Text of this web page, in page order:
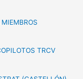
TRCV